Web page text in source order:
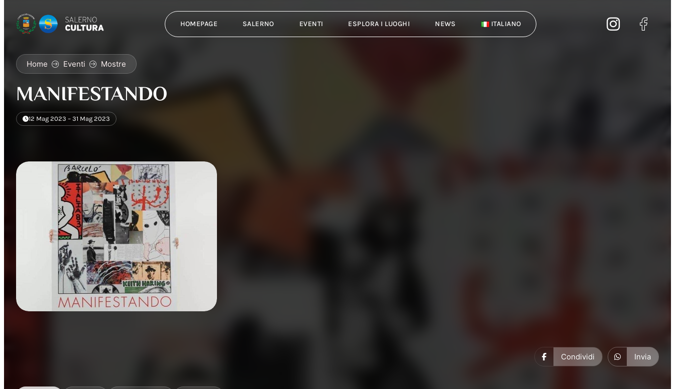
HOMEPAGE SALERNO EVENTI ESPLORA I LUOGHI NEWS ITALIANO
Home Eventi Mostre
MANIFESTANDO
12 Mag 2023 – 31 Mag 2023
Condividi Invia